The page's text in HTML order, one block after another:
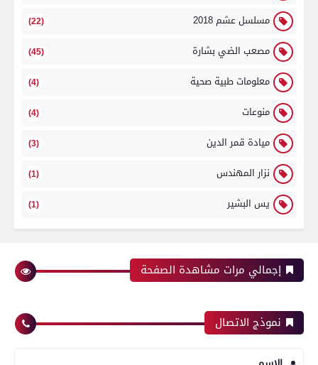
مسلسل عشم 2018 (22)
مصعب الضي بشارة (45)
معلومات طبية صحية (4)
منوعات (4)
ميادة قمر الدين (3)
نزار المهندس (1)
يس البشير (1)
إجمالي مرات مشاهدة الصفحة
نموذج الاتصال